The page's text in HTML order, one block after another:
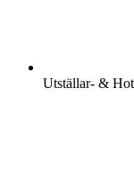
Utställar- &